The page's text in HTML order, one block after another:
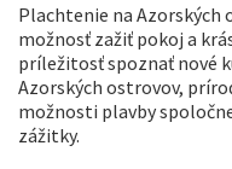
Plachtenie na Azorských
možnosť zažiť pokoj a
príležitosť spoznať nové
Azorských ostrovov,
možnosti plavby
zážitky.